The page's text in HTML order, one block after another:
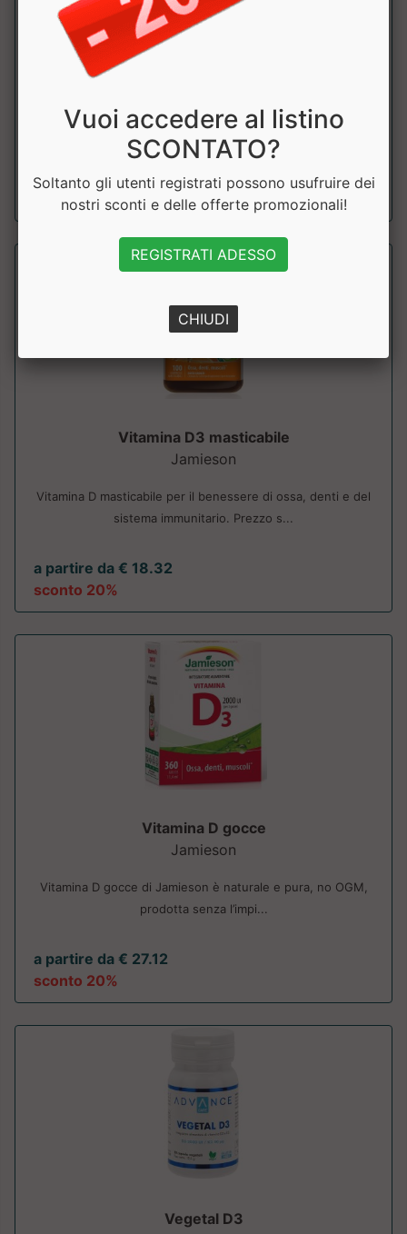
B Complex Vitamin C and Zinc
Complesso vitaminico B con aggiunta di Vitamina C e Zinco.
Ideale per sostenere il metabol...
a partire da € 19.49
sconto 25.01%
Vitamina D3 masticabile
Jamieson
Vitamina D masticabile per il benessere di ossa, denti e del
sistema immunitario. Prezzo s...
a partire da € 18.32
sconto 20%
Vitamina D gocce
Jamieson
Vitamina D gocce di Jamieson è naturale e pura, no OGM,
prodotta senza l’impi...
a partire da € 27.12
sconto 20%
Vegetal D3
Vuoi accedere al listino
SCONTATO?
Soltanto gli utenti registrati possono usufruire dei
nostri sconti e delle offerte promozionali!
REGISTRATI ADESSO
CHIUDI